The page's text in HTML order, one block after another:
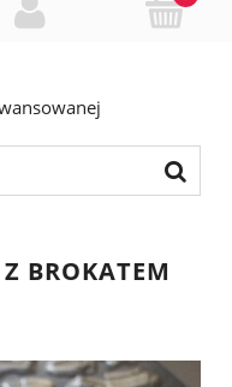
BROKATEM